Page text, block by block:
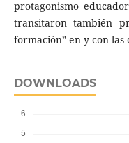
protagonismo
transitaron también
formación” en y con las
DOWNLOADS